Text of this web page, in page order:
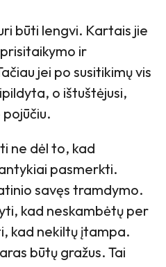
būti lengvi. Kartais jie
ir
jei po susitikimų vis
o ištuštėjusi,
ne dėl to, kad
pasmerkti.
savęs tramdymo.
kad neskambėtų per
kad nekiltų įtampa.
būtų gražus. Tai